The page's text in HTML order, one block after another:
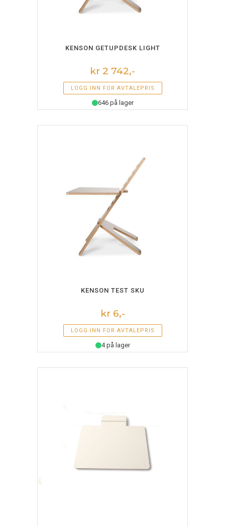
LEGG I HANDLEKURV
KENSON GETUPDESK LIGHT
kr 2 742,-
LOGG INN FOR AVTALEPRIS
646 på lager
LEGG I HANDLEKURV
KENSON TEST SKU
kr 6,-
LOGG INN FOR AVTALEPRIS
4 på lager